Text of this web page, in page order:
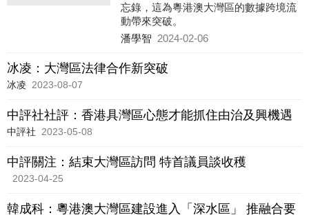
忘錄，這為粵港澳大灣區的數據跨境流
動帶來突破。
潘學智 2024-02-06
冰凌：大灣區法律合作新突破
冰凌 2023-08-07
中評社社評：香港具灣區心態才能抓住由治及興機遇
中評社 2023-05-08
中評關注：結束大灣區訪問 特首議員談收穫
2023-04-25
韓成科：粵港澳大灣區建設進入「深水區」 推融合要